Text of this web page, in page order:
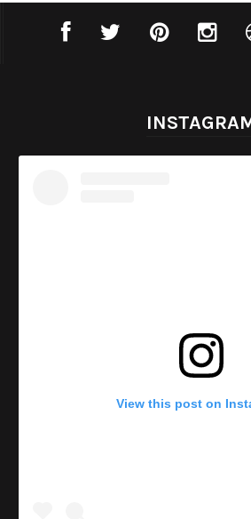
View this post on